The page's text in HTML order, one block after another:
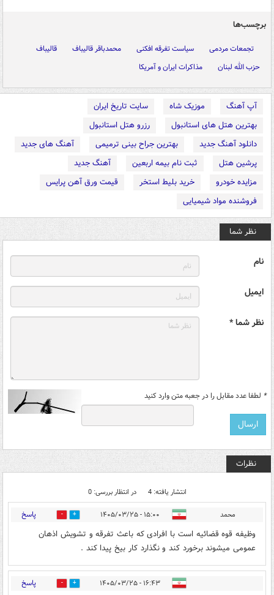
برچسب‌ها
تجمعات مردمی سیاست تفرقه افکنی محمدباقر قالیباف
قالیباف
حزب الله لبنان
مذاکرات ایران و آمریکا
آپ آهنگ موزیک شاه
سایت تاریخ ایران
بهترین هتل های استانبول
رزرو هتل استانبول
دانلود آهنگ جدید
بهترین جراح بینی ترمیمی
آهنگ های جدید
پرشین هتل
ثبت نام بیمه اربعین
آهنگ جدید
مزایده خودرو
خرید بلیط استخر
قیمت ورق آهن پرایس
فروشنده مواد شیمیایی
نظر شما
نام
ایمیل
نظر شما *
* لطفا عدد مقابل را در جعبه متن وارد کنید
نظرات
انتشار یافته: 4 در انتظار بررسی: 0
محمد ۱۵:۰۰ - ۱۴۰۵/۰۳/۲۵ 7 پاسخ
وظیفه قوه قضائیه است با افرادی که باعث تفرقه و تشویش اذهان
عمومی میشوند برخورد کند و نگذارد کار بیخ پیدا کند .
۱۶:۴۳ - ۱۴۰۵/۰۳/۲۵ 18 پاسخ